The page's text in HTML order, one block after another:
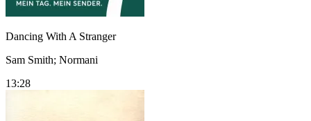
Dancing With A Stranger
Sam Smith; Normani
13:28